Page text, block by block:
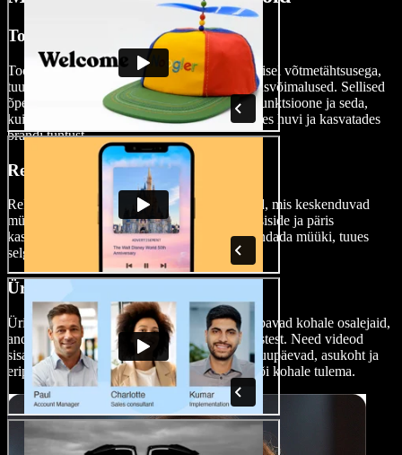
Toote demovideod
Toote demovideod on uute toodete tutvustamisel võtmetähtsusega,
tuues esile nende omadused, eelised ja kasutusvõimalused. Sellised
õpetus- või selgitusvideod näitavad peamisi funktsioone ja seda,
kuidas need kliendi vajadusi lahendavad, tõstes huvi ja kasvatades
brändi tuntust.
Reklaamid & müügivideod
Reklaamid ja müügivideod on veenvad klipid, mis keskenduvad
müügiargumentidele – eelised, klientide tagasiside ja päris
kasutuslood –, et kasvatada usaldust ja suurendada müüki, tuues
selgelt esile toote väärtuse.
Ürituste promo videod
Ürituste promo videod loovad elevust ja tõmbavad kohale osalejaid,
andes aimu õhkkonnast, esinejatest ja tegevustest. Need videod
sisaldavad ka olulist infot, näiteks toimumiskuupäevad, asukoht ja
eripakkumised, et julgustada registreeruma või kohale tulema.